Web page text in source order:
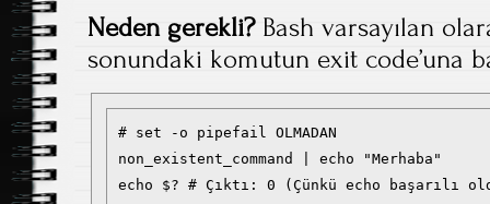
Neden gerekli?Bash varsayılan
sonundaki komutun exit code’una
# set -o pipefail OLMADAN
non_existent_command | echo "Merhaba"